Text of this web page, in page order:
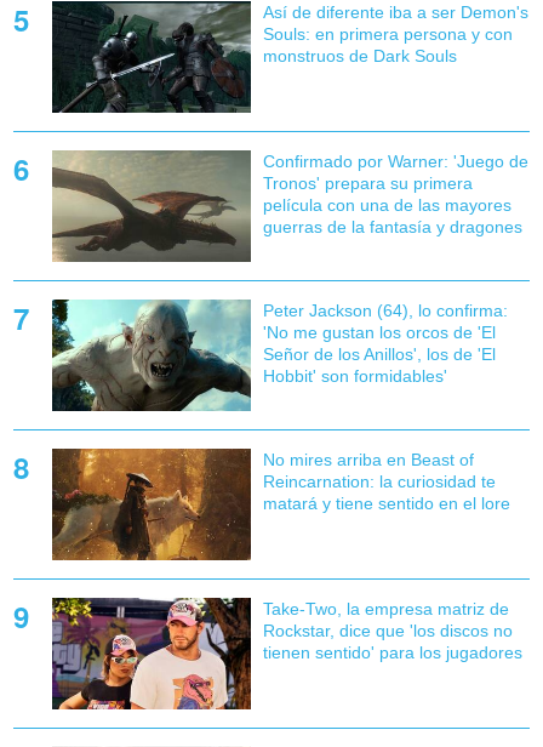
Así de diferente iba a ser Demon's
Souls: en primera persona y con
monstruos de Dark Souls
Confirmado por Warner: 'Juego de
Tronos' prepara su primera
película con una de las mayores
guerras de la fantasía y dragones
Peter Jackson (64), lo confirma:
'No me gustan los orcos de 'El
Señor de los Anillos', los de 'El
Hobbit' son formidables'
No mires arriba en Beast of
Reincarnation: la curiosidad te
matará y tiene sentido en el lore
Take-Two, la empresa matriz de
Rockstar, dice que 'los discos no
tienen sentido' para los jugadores